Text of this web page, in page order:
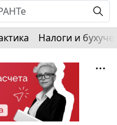
Налоги и